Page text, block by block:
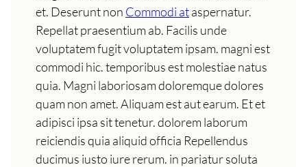
et. Deserunt non Commodi ataspernatur.
Repellat praesentium ab. Facilis unde
voluptatem fugit voluptatem ipsam. magni est
commodi hic. temporibus est molestiae natus
quia. Magni laboriosam doloremque dolores
quam non amet. Aliquam est aut earum. Et et
adipisci ipsa sit tenetur. dolorem laborum
reiciendis quia aliquid officia Repellendus
ducimus iusto iure rerum. in pariatur soluta